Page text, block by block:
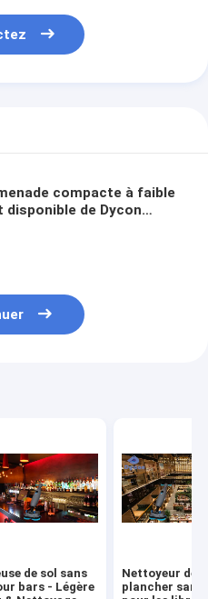
compacte à faible
disponible de Dycon
de sol sans
bars - Légère
Nettoyeur de
plancher sans